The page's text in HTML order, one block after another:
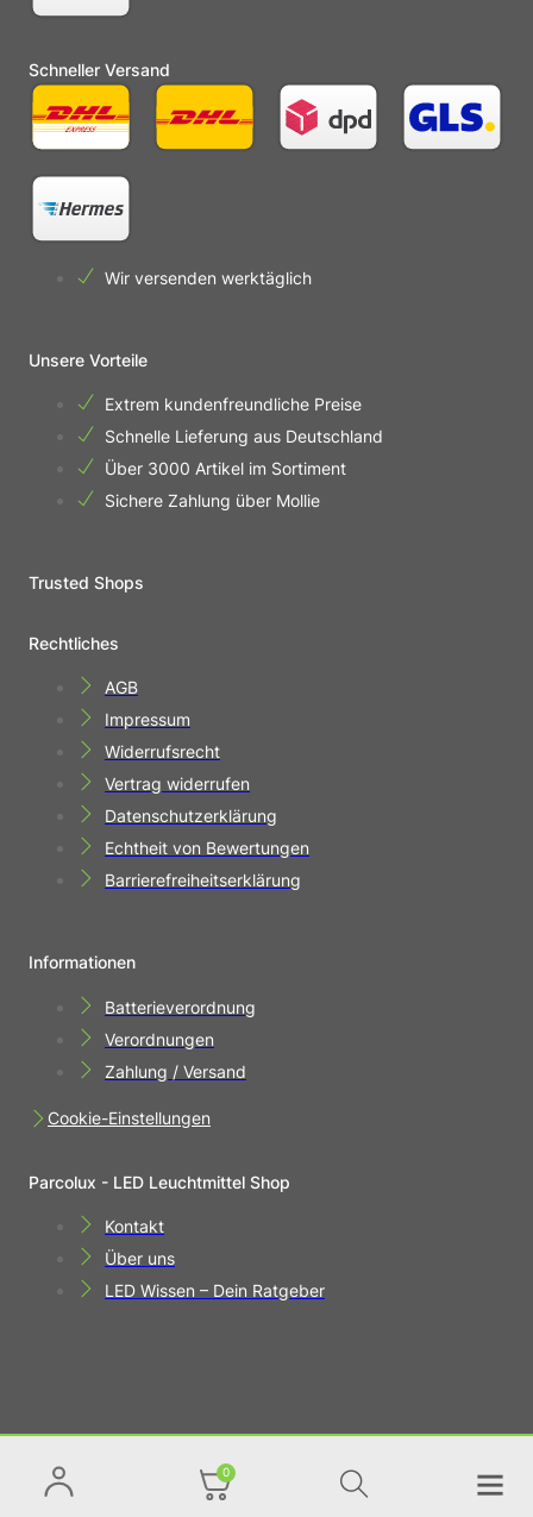
0
Schneller Versand
Wir versenden werktäglich
Unsere Vorteile
Extrem kundenfreundliche Preise
Schnelle Lieferung aus Deutschland
Über 3000 Artikel im Sortiment
Sichere Zahlung über Mollie
Trusted Shops
Rechtliches
AGB
Impressum
Widerrufsrecht
Vertrag widerrufen
Datenschutzerklärung
Echtheit von Bewertungen
Barrierefreiheitserklärung
Informationen
Batterieverordnung
Verordnungen
Zahlung / Versand
Cookie-Einstellungen
Parcolux - LED Leuchtmittel Shop
Kontakt
Über uns
LED Wissen – Dein Ratgeber